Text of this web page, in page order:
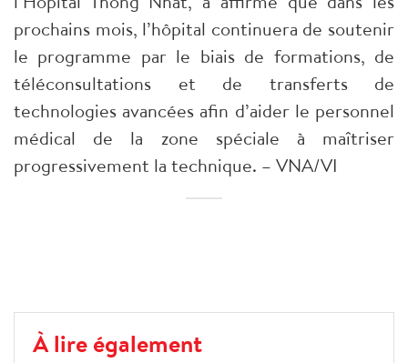
prochains mois, l’hôpital continuera de soutenir
le programme par le biais de formations, de
téléconsultations et de transferts de
technologies avancées afin d’aider le personnel
médical de la zone spéciale à maîtriser
progressivement la technique. – VNA/VI
À lire également